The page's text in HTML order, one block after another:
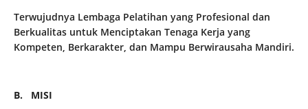
Terwujudnya Lembaga Pelatihan yang Profesional dan
Berkualitas untuk Menciptakan Tenaga Kerja yang
Kompeten, Berkarakter, dan Mampu Berwirausaha Mandiri.
B. MISI